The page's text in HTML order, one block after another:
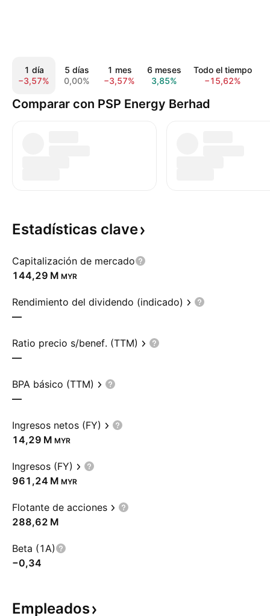
1 día
−3,57%
5 días
0,00%
1 mes
−3,57%
6 meses
3,85%
Todo el tiempo
−15,62%
Comparar con PSP Energy Berhad
Estadísticas clave
Capitalización de mercado
‪144,29 M‬ MYR
Rendimiento del dividendo (indicado)
—
Ratio precio s/benef. (TTM)
—
BPA básico (TTM)
—
Ingresos netos (FY)
‪14,29 M‬ MYR
Ingresos (FY)
‪961,24 M‬ MYR
Flotante de acciones
‪288,62 M‬
Beta (1A)
−0,34
Empleados